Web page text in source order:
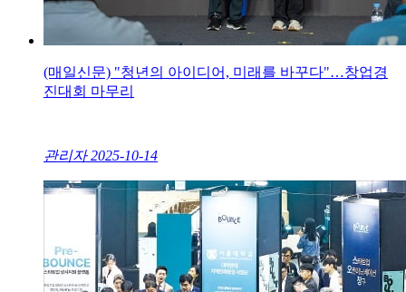
(매일신문) "청년의 아이디어, 미래를 바꾸다"…창업경
진대회 마무리
관리자 2025-10-14